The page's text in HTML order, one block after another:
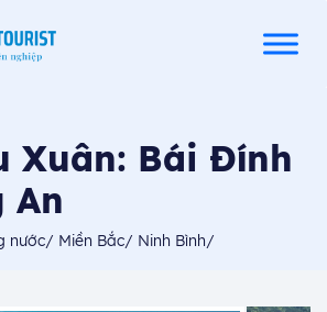
Xuân: Bái Đính
An
nước/ Miền Bắc/ Ninh Bình/